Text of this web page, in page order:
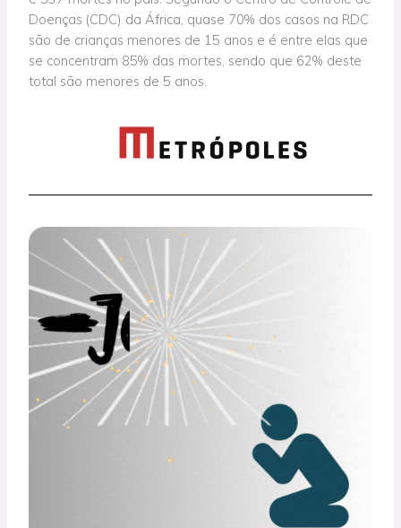
Doenças (CDC) da África, quase 70% dos casos na RDC
são de crianças menores de 15 anos e é entre elas que
se concentram 85% das mortes, sendo que 62% deste
total são menores de 5 anos.